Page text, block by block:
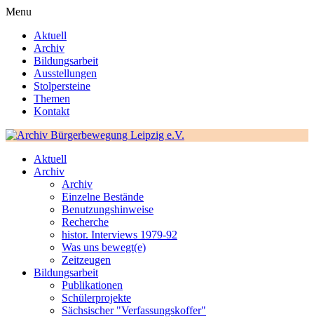
Menu
Aktuell
Archiv
Bildungsarbeit
Ausstellungen
Stolpersteine
Themen
Kontakt
Aktuell
Archiv
Archiv
Einzelne Bestände
Benutzungshinweise
Recherche
histor. Interviews 1979-92
Was uns bewegt(e)
Zeitzeugen
Bildungsarbeit
Publikationen
Schülerprojekte
Sächsischer "Verfassungskoffer"